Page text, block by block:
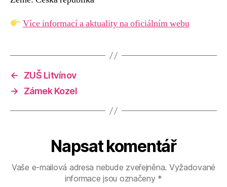
Více informací a aktuality na oficiálním webu
←
ZUŠ Litvínov
→
Zámek Kozel
Napsat komentář
Vaše e-mailová adresa nebude zveřejněna. Vyžadované
informace jsou označeny *